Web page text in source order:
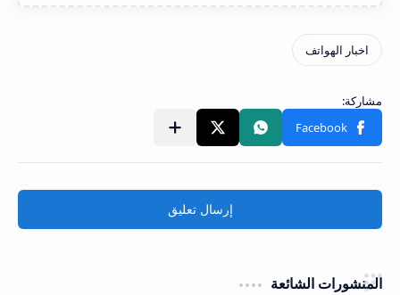
إرسال تعليق
المنشورات الشائعة